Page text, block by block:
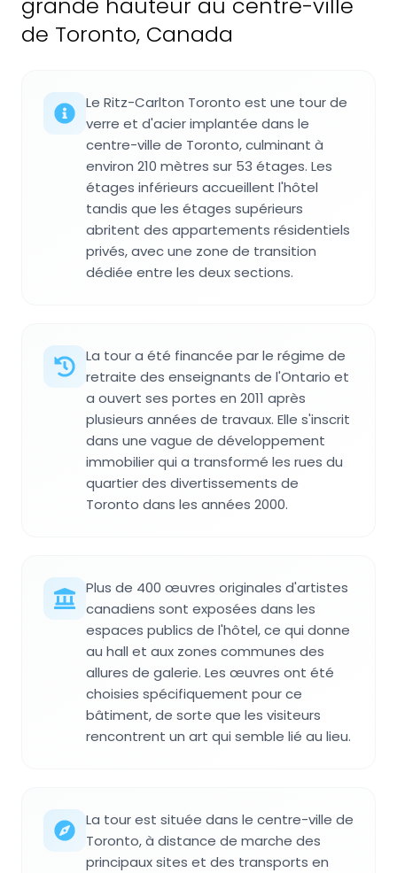
grande hauteur au centre-ville
de Toronto, Canada
Le Ritz-Carlton Toronto est une tour de
verre et d'acier implantée dans le
centre-ville de Toronto, culminant à
environ 210 mètres sur 53 étages. Les
étages inférieurs accueillent l'hôtel
tandis que les étages supérieurs
abritent des appartements résidentiels
privés, avec une zone de transition
dédiée entre les deux sections.
La tour a été financée par le régime de
retraite des enseignants de l'Ontario et
a ouvert ses portes en 2011 après
plusieurs années de travaux. Elle s'inscrit
dans une vague de développement
immobilier qui a transformé les rues du
quartier des divertissements de
Toronto dans les années 2000.
Plus de 400 œuvres originales d'artistes
canadiens sont exposées dans les
espaces publics de l'hôtel, ce qui donne
au hall et aux zones communes des
allures de galerie. Les œuvres ont été
choisies spécifiquement pour ce
bâtiment, de sorte que les visiteurs
rencontrent un art qui semble lié au lieu.
La tour est située dans le centre-ville de
Toronto, à distance de marche des
principaux sites et des transports en